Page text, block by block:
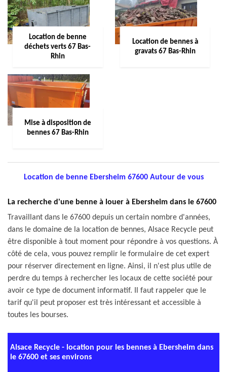
Location de benne
déchets verts 67 Bas-
Rhin
Location de bennes à
gravats 67 Bas-Rhin
Mise à disposition de
bennes 67 Bas-Rhin
Location de benne Ebersheim 67600 Autour de vous
La recherche d'une benne à louer à Ebersheim dans le 67600
Travaillant dans le 67600 depuis un certain nombre d'années,
dans le domaine de la location de bennes, Alsace Recycle peut
être disponible à tout moment pour répondre à vos questions. À
côté de cela, vous pouvez remplir le formulaire de cet expert
pour réserver directement en ligne. Ainsi, il n'est plus utile de
perdre du temps à rechercher les locaux de cette société pour
avoir ce type de document informatif. Il faut rappeler que le
tarif qu'il peut proposer est très intéressant et accessible à
toutes les bourses.
Alsace Recycle - location pour les bennes à Ebersheim dans
le 67600 et ses environs